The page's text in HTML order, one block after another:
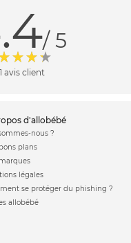
/ 5
avis client
d'allobébé
nous ?
plans
légales
se protéger du phishing ?
allobébé